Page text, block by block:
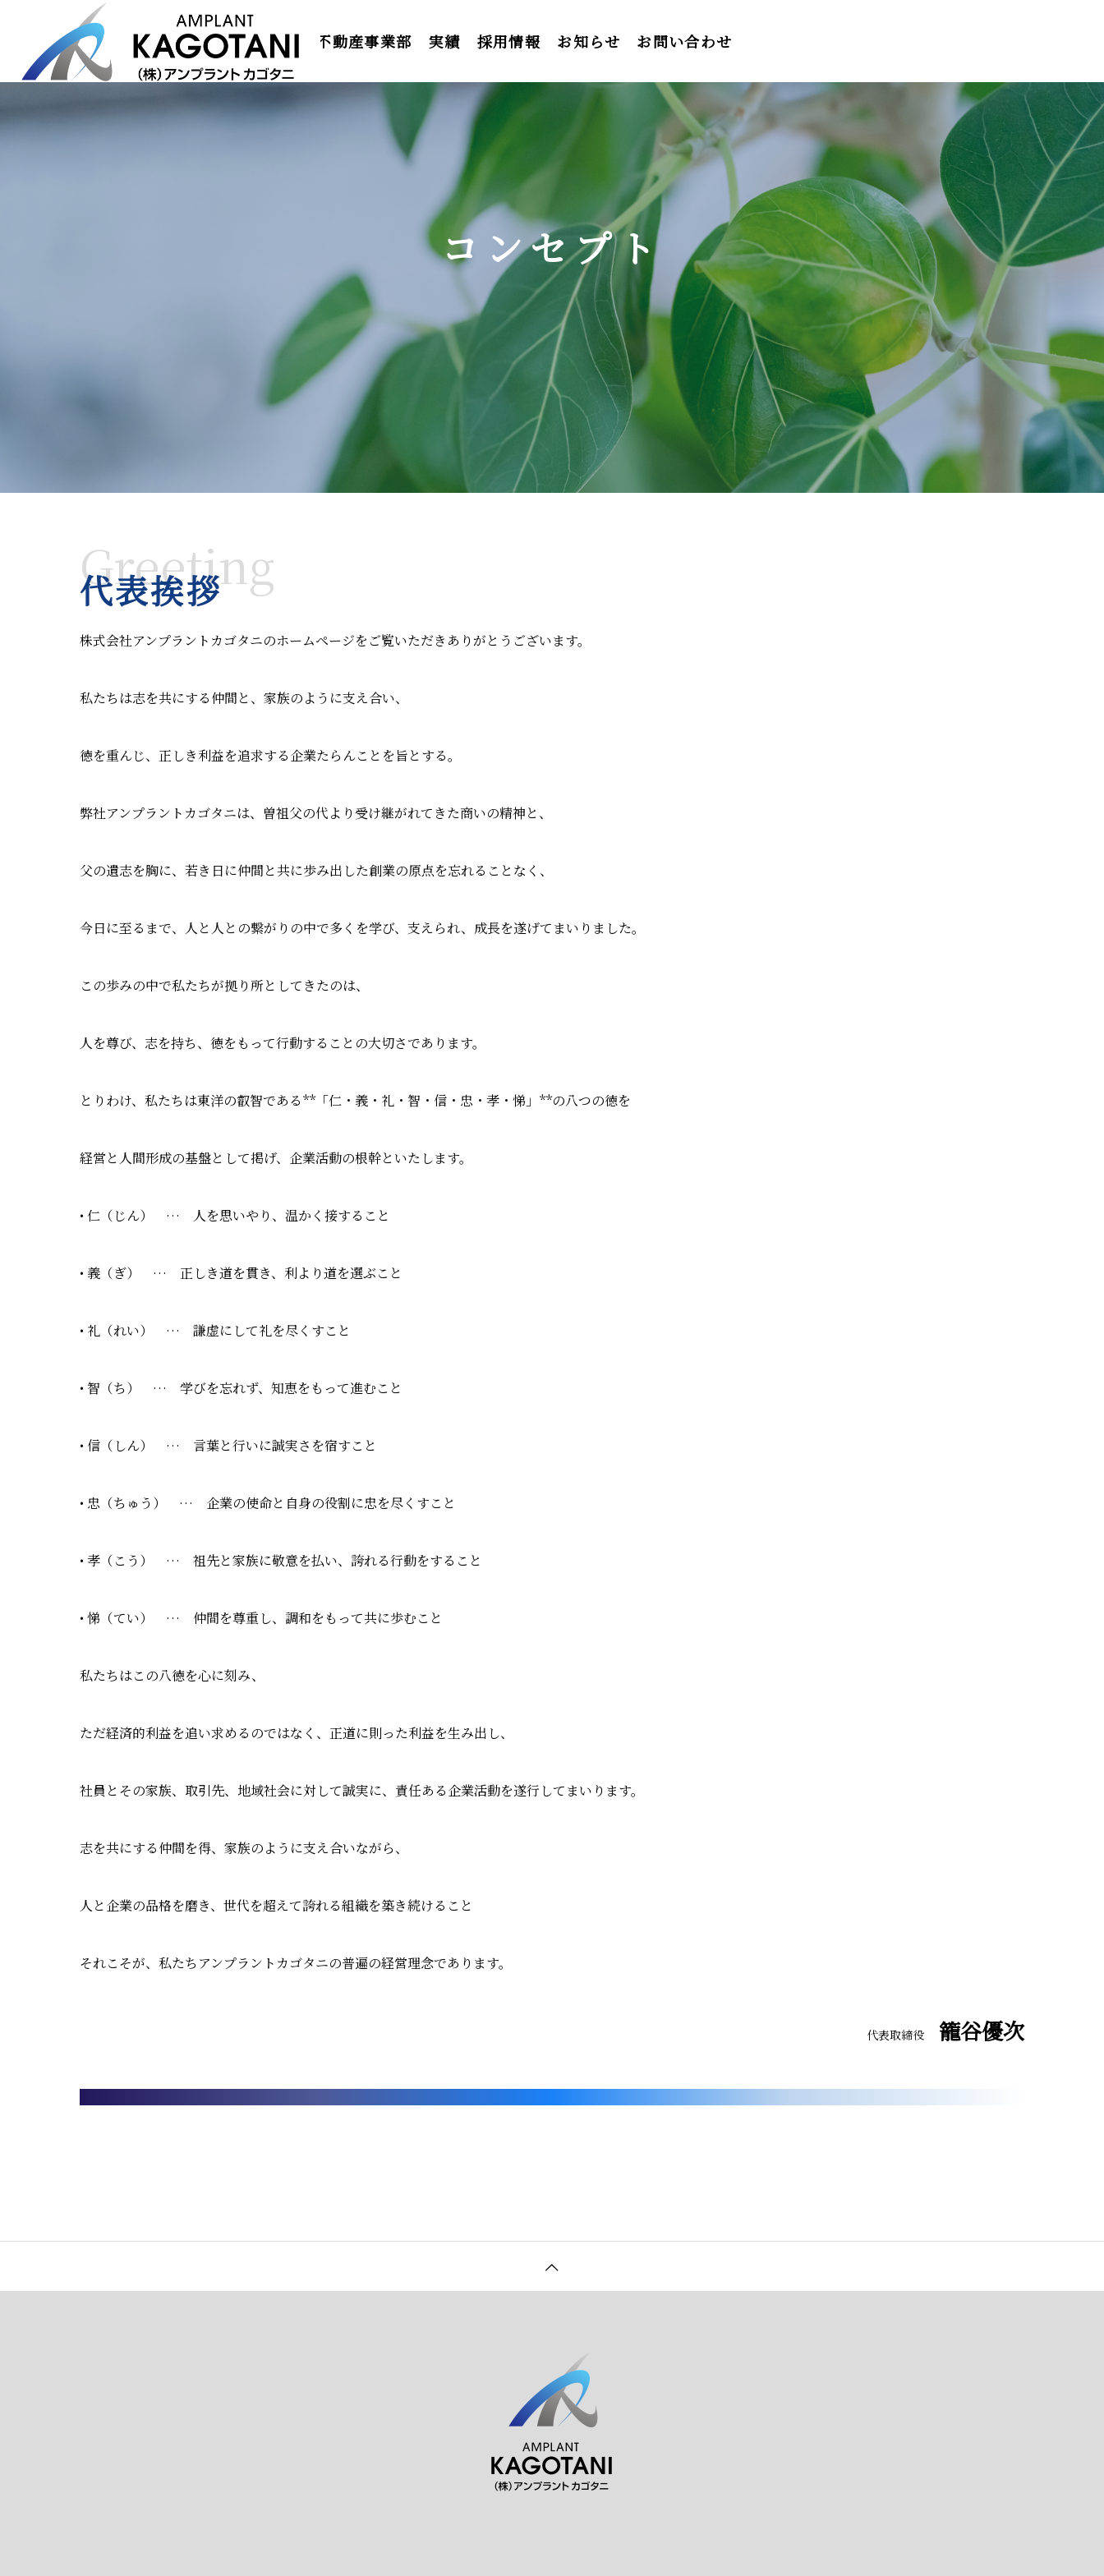
コンセプト 会社概要 事業内容 不動産事業部 実績 採用情報 お知らせ お問い合わせ
コンセプト
代表挨拶
Greeting
株式会社アンプラントカゴタニのホームページをご覧いただきありがとうございます。
私たちは志を共にする仲間と、家族のように支え合い、
徳を重んじ、正しき利益を追求する企業たらんことを旨とする。
弊社アンプラントカゴタニは、曽祖父の代より受け継がれてきた商いの精神と、
父の遺志を胸に、若き日に仲間と共に歩み出した創業の原点を忘れることなく、
今日に至るまで、人と人との繋がりの中で多くを学び、支えられ、成長を遂げてまいりました。
この歩みの中で私たちが拠り所としてきたのは、
人を尊び、志を持ち、徳をもって行動することの大切さであります。
とりわけ、私たちは東洋の叡智である**「仁・義・礼・智・信・忠・孝・悌」**の八つの徳を
経営と人間形成の基盤として掲げ、企業活動の根幹といたします。
• 仁（じん） … 人を思いやり、温かく接すること
• 義（ぎ） … 正しき道を貫き、利より道を選ぶこと
• 礼（れい） … 謙虚にして礼を尽くすこと
• 智（ち） … 学びを忘れず、知恵をもって進むこと
• 信（しん） … 言葉と行いに誠実さを宿すこと
• 忠（ちゅう） … 企業の使命と自身の役割に忠を尽くすこと
• 孝（こう） … 祖先と家族に敬意を払い、誇れる行動をすること
• 悌（てい） … 仲間を尊重し、調和をもって共に歩むこと
私たちはこの八徳を心に刻み、
ただ経済的利益を追い求めるのではなく、正道に則った利益を生み出し、
社員とその家族、取引先、地域社会に対して誠実に、責任ある企業活動を遂行してまいります。
志を共にする仲間を得、家族のように支え合いながら、
人と企業の品格を磨き、世代を超えて誇れる組織を築き続けること――
それこそが、私たちアンプラントカゴタニの普遍の経営理念であります。
代表取締役 籠谷優次